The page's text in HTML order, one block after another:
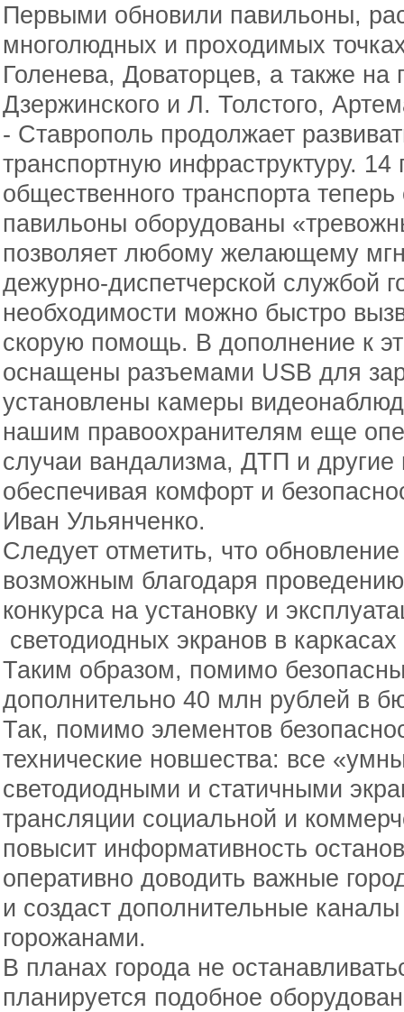
Первыми обновили павильоны,
многолюдных и проходимых
Голенева, Доваторцев, а также на
Дзержинского и Л. Толстого,
- Ставрополь продолжает
транспортную инфраструктуру. 14
общественного транспорта
павильоны оборудованы
позволяет любому желающему
дежурно-диспетчерской службой
необходимости можно быстро
скорую помощь. В дополнение к
оснащены разъемами USB для
установлены камеры
нашим правоохранителям еще
случаи вандализма, ДТП и
обеспечивая комфорт и
Иван Ульянченко.
Следует отметить, что
возможным благодаря
конкурса на установку и
светодиодных экранов в
Таким образом, помимо
дополнительно 40 млн рублей в
Так, помимо элементов
технические новшества: все
светодиодными и статичными
трансляции социальной и
повысит информативность
оперативно доводить важные
и создаст дополнительные
горожанами.
В планах города не
планируется подобное